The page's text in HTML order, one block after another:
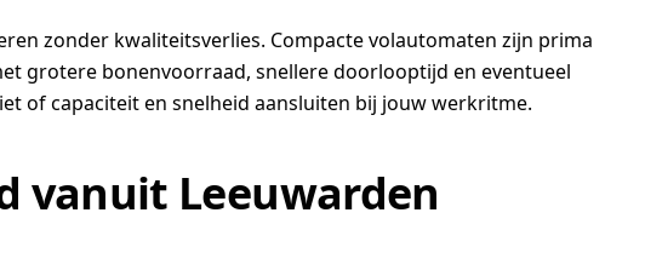
zonder kwaliteitsverlies. Compacte volautomaten zijn prima
grotere bonenvoorraad, snellere doorlooptijd en eventueel
of capaciteit en snelheid aansluiten bij jouw werkritme.
vanuit Leeuwarden